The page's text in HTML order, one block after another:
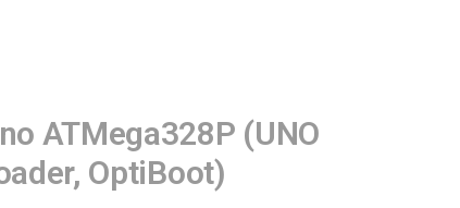
ATMega328P (UNO
OptiBoot)